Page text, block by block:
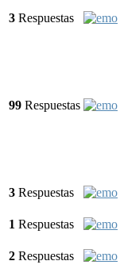
3 Respuestas
99 Respuestas
3 Respuestas
1 Respuestas
2 Respuestas